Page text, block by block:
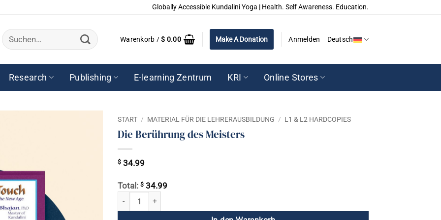
Globally Accessible Kundalini Yoga | Health. Self Awareness. Education.
Suchen
nach:
Warenkorb /$ 0.00 Make A Donation Anmelden Deutsch
Research Publishing E-learning Zentrum KRI Online Stores
START / MATERIAL FÜR DIE LEHRERAUSBILDUNG / L1 & L2 HARDCOPIES
Die Berührung des Meisters
$ 34.99
Total: $ 34.99
Die Berührung des Meisters Menge